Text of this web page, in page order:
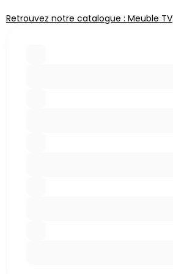
Retrouvez notre catalogue : Meuble TV